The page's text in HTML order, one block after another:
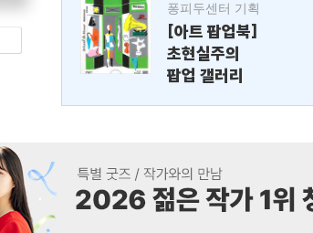
퐁피두센터 기획
[아트 팝업북]
초현실주의
팝업 갤러리